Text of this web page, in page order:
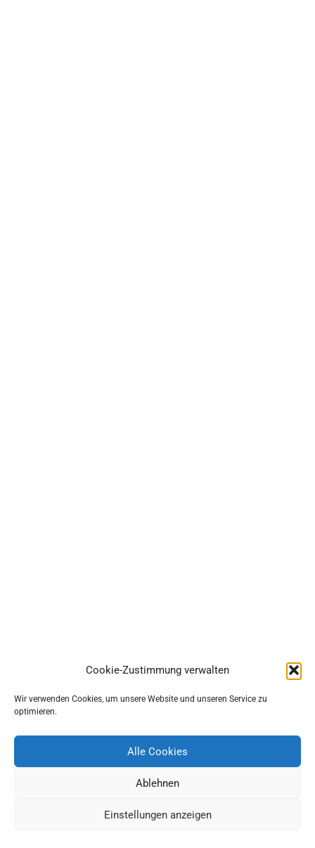
Cookie-Zustimmung verwalten
Wir verwenden Cookies, um unsere Website und unseren Service zu
optimieren.
Alle Cookies
Ablehnen
Einstellungen anzeigen